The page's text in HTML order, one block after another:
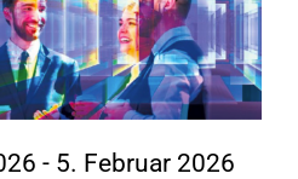
- 5. Februar 2026